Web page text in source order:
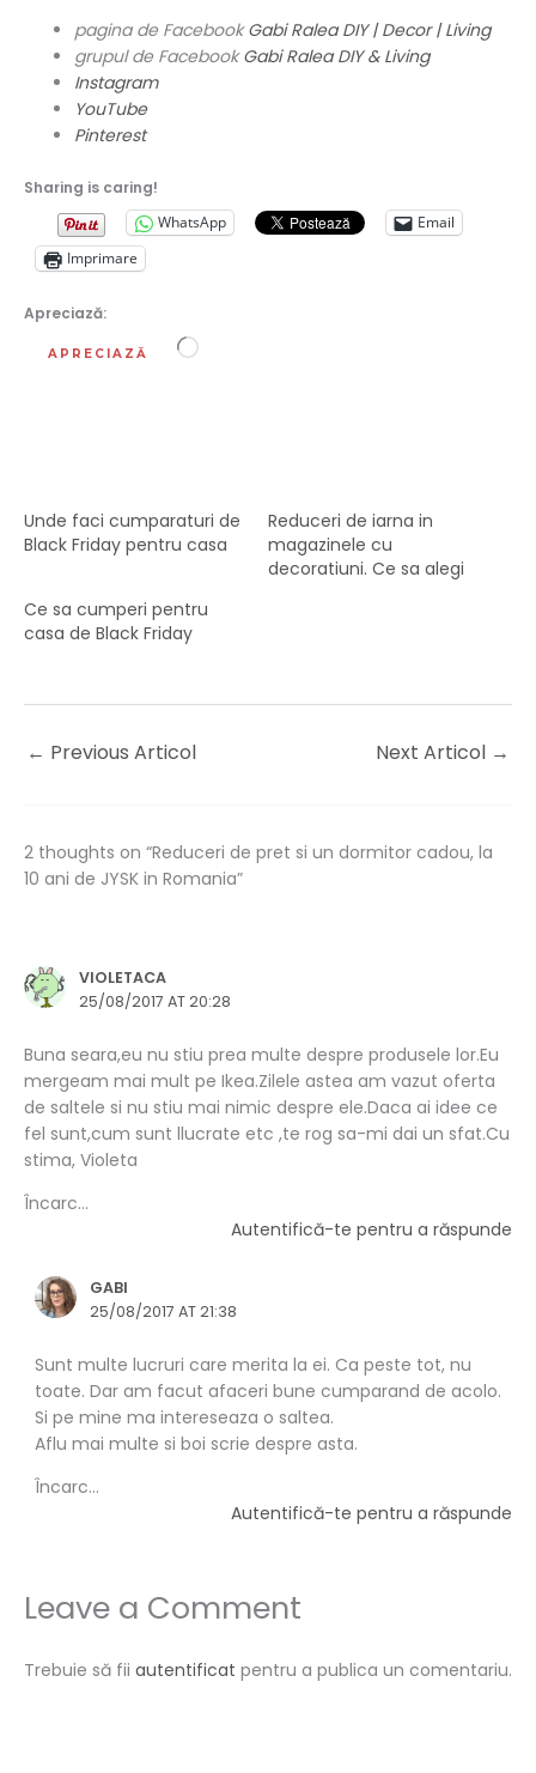
pagina de FacebookGabi Ralea DIY | Decor | Living
grupul de FacebookGabi Ralea DIY & Living
Instagram
YouTube
Pinterest
Sharing is caring!
WhatsApp
Email
Imprimare
Apreciază:
APRECIAZĂ Încarc...
Unde faci cumparaturi de
Black Friday pentru casa
Reduceri de iarna in
magazinele cu
decoratiuni. Ce sa alegi
Ce sa cumperi pentru
casa de Black Friday
← Previous Articol Next Articol →
2 thoughts on “Reduceri de pret si un dormitor cadou, la
10 ani de JYSK in Romania”
VIOLETACA
25/08/2017 AT 20:28
Buna seara,eu nu stiu prea multe despre produsele lor.Eu
mergeam mai mult pe Ikea.Zilele astea am vazut oferta
de saltele si nu stiu mai nimic despre ele.Daca ai idee ce
fel sunt,cum sunt llucrate etc ,te rog sa-mi dai un sfat.Cu
stima, Violeta
Încarc...
Autentifică-te pentru a răspunde
GABI
25/08/2017 AT 21:38
Sunt multe lucruri care merita la ei. Ca peste tot, nu
toate. Dar am facut afaceri bune cumparand de acolo.
Si pe mine ma intereseaza o saltea.
Aflu mai multe si boi scrie despre asta.
Încarc...
Autentifică-te pentru a răspunde
Leave a Comment
Trebuie să fii autentificat pentru a publica un comentariu.